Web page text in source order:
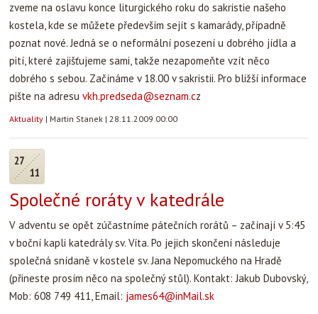
zveme na oslavu konce liturgického roku do sakristie našeho
kostela, kde se můžete především sejít s kamarády, případně
poznat nové. Jedná se o neformální posezení u dobrého jídla a
pití, které zajišťujeme sami, takže nezapomeňte vzít něco
dobrého s sebou. Začínáme v 18.00 v sakristii. Pro bližší informace
pište na adresu vkh.predseda@seznam.cz
Aktuality | Martin Stanek | 28.11.2009 00:00
27
11
Společné roráty v katedrále
V adventu se opět zúčastníme pátečních rorátů – začínají v 5:45
v boční kapli katedrály sv. Víta. Po jejich skončení následuje
společná snídaně v kostele sv. Jana Nepomuckého na Hradě
(přineste prosím něco na společný stůl). Kontakt: Jakub Dubovský,
Mob: 608 749 411, Email: james64@inMail.sk